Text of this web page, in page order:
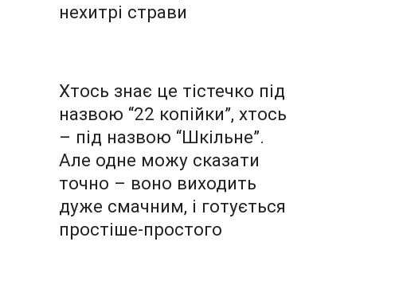
нехитрі страви
Хтось знає це тістечко під
назвою “22 копійки”, хтось
– під назвою “Шкільне”.
Але одне можу сказати
точно – воно виходить
дуже смачним, і готується
простіше-простого